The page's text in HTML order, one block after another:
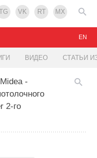
VK RT MX
ВИДЕО СТАТЬИ
EN
-
2-го